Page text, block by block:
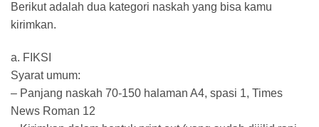
Berikut adalah dua kategori naskah yang bisa kamu
kirimkan.
a. FIKSI
Syarat umum:
– Panjang naskah 70-150 halaman A4, spasi 1, Times
News Roman 12